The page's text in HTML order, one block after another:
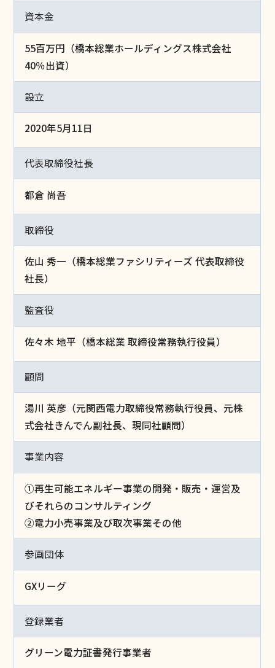
資本金
55百万円（橋本総業ホールディングス株式会社
40％出資）​
設立
2020年5月11日​
代表取締役社長
都倉 尚吾​
取締役
佐山 秀一（橋本総業ファシリティーズ 代表取締役
社長）​
監査役
佐々木 地平（橋本総業 取締役常務執行役員）
顧問
湯川 英彦​（元関西電力取締役常務執行役員、元株
式会社きんでん副社長、現同社顧問）
事業内容
①再生可能エネルギー事業の開発・販売・運営及
びそれらのコンサルティング​
②電力小売事業及び取次事業その他
参画団体
GXリーグ
登録業者
グリーン電力証書発行事業者